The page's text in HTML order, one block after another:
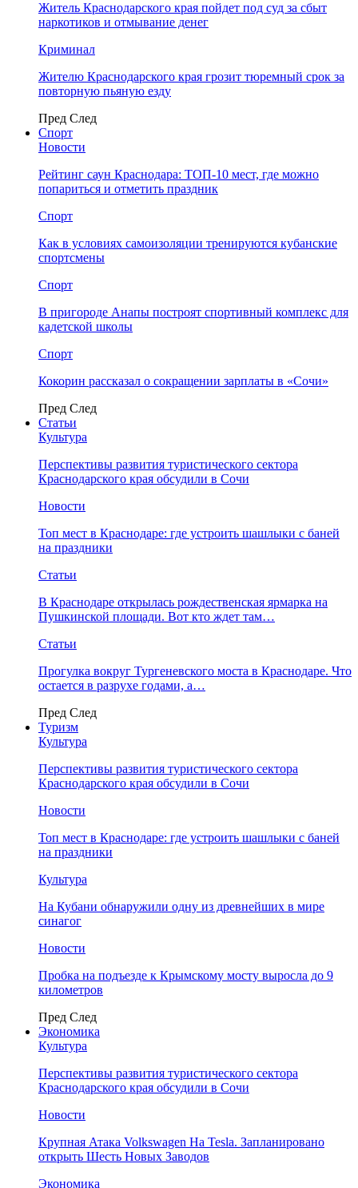
Житель Краснодарского края пойдет под суд за сбыт
наркотиков и отмывание денег
Криминал
Жителю Краснодарского края грозит тюремный срок за
повторную пьяную езду
Пред След
Спорт
Новости
Рейтинг саун Краснодара: ТОП-10 мест, где можно
попариться и отметить праздник
Спорт
Как в условиях самоизоляции тренируются кубанские
спортсмены
Спорт
В пригороде Анапы построят спортивный комплекс для
кадетской школы
Спорт
Кокорин рассказал о сокращении зарплаты в «Сочи»
Пред След
Статьи
Культура
Перспективы развития туристического сектора
Краснодарского края обсудили в Сочи
Новости
Топ мест в Краснодаре: где устроить шашлыки с баней
на праздники
Статьи
В Краснодаре открылась рождественская ярмарка на
Пушкинской площади. Вот кто ждет там…
Статьи
Прогулка вокруг Тургеневского моста в Краснодаре. Что
остается в разрухе годами, а…
Пред След
Туризм
Культура
Перспективы развития туристического сектора
Краснодарского края обсудили в Сочи
Новости
Топ мест в Краснодаре: где устроить шашлыки с баней
на праздники
Культура
На Кубани обнаружили одну из древнейших в мире
синагог
Новости
Пробка на подъезде к Крымскому мосту выросла до 9
километров
Пред След
Экономика
Культура
Перспективы развития туристического сектора
Краснодарского края обсудили в Сочи
Новости
Крупная Атака Volkswagen На Tesla. Запланировано
открыть Шесть Новых Заводов
Экономика